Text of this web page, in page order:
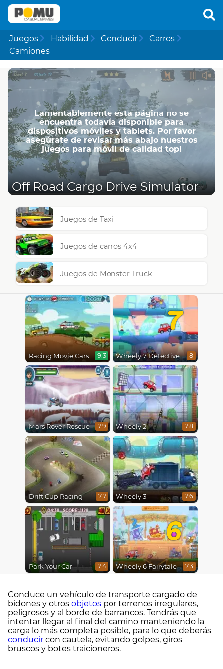
Juegos Habilidad Conducir
Carros
Camiones
Lamentablemente esta página no se
encuentra todavía disponible para
dispositivos móviles y tablets. Por favor
asegúrate de revisar más abajo nuestros
juegos para móvil de calidad top!
Off Road Cargo Drive Simulator
Juegos de Taxi
Juegos de carros 4x4
Juegos de Monster Truck
Racing Movie Cars 9.3
7
Wheely 7 Detective 8
Mars Rover Rescue 7.9 Wheely 2 7.8
Drift Cup Racing 7.7 Wheely 3 7.6
Park Your Car 7.4
6
Wheely 6 Fairytale 7.3
Conduce un vehículo de transporte cargado de
bidones y otros objetos por terrenos irregulares,
peligrosos y al borde de barrancos. Tendrás que
intentar llegar al final del camino manteniendo la
carga lo más completa posible, para lo que deberás
conducir con cautela, evitando golpes, giros
bruscos y botes traicioneros.